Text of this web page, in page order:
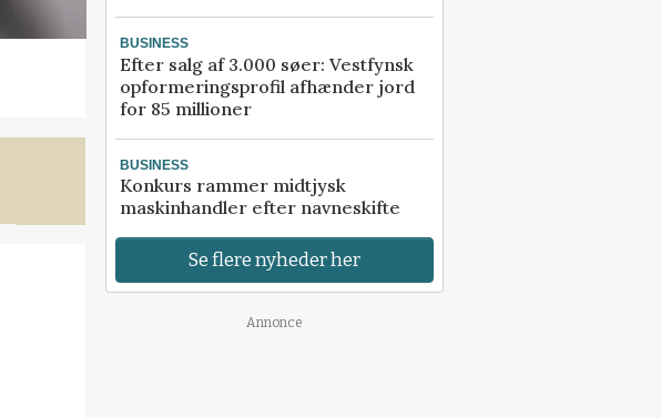
BUSINESS
Efter salg af 3.000 søer: Vestfynsk
opformeringsprofil afhænder jord
for 85 millioner
BUSINESS
Konkurs rammer midtjysk
maskinhandler efter navneskifte
Se flere nyheder her
Annonce